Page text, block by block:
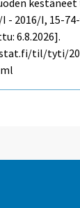
- 2016/I, 15-
6.8.2026].
til/tyti/